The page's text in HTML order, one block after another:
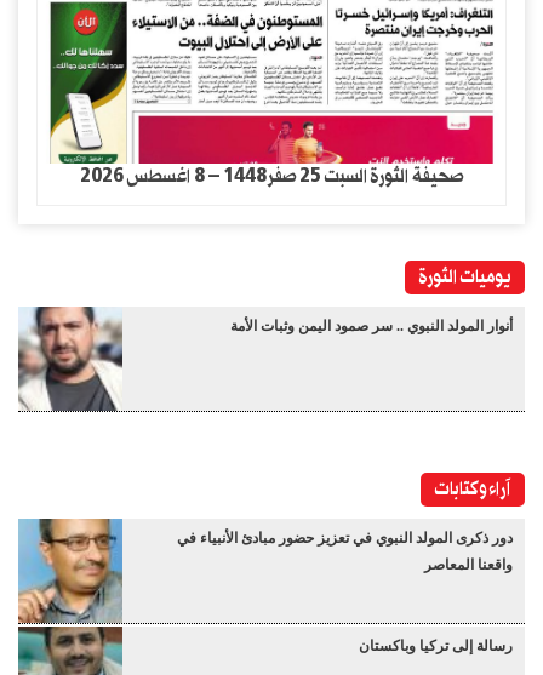
صحيفة الثورة السبت 25 صفر1448 – 8 اغسطس 2026
يوميات الثورة
أنوار المولد النبوي .. سر صمود اليمن وثبات الأمة
آراء وكتابات
دور ذكرى المولد النبوي في تعزيز حضور مبادئ الأنبياء في
واقعنا المعاصر
رسالة إلى تركيا وباكستان